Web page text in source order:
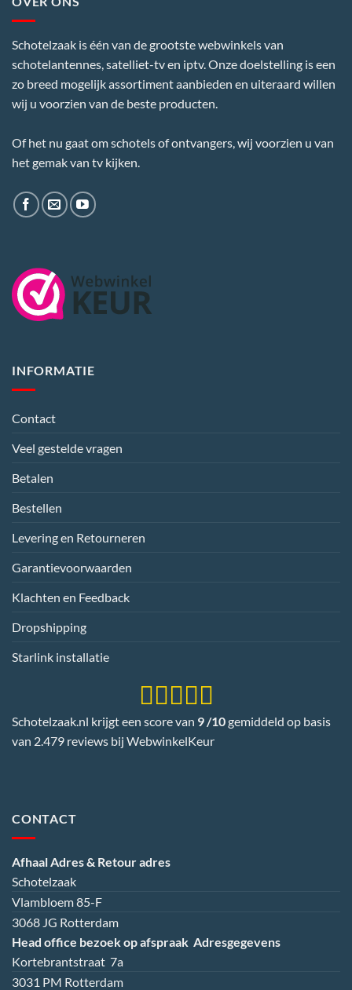
Schotelzaak is één van de grootste webwinkels van
schotelantennes, satelliet-tv en iptv. Onze doelstelling is een
zo breed mogelijk assortiment aanbieden en uiteraard willen
wij u voorzien van de beste producten.
Of het nu gaat om schotels of ontvangers, wij voorzien u van
het gemak van tv kijken.
INFORMATIE
Contact
Veel gestelde vragen
Betalen
Bestellen
Levering en Retourneren
Garantievoorwaarden
Klachten en Feedback
Dropshipping
Starlink installatie
Schotelzaak.nl krijgt een score van 9 /10gemiddeld op basis
van 2.479 reviews bij WebwinkelKeur
CONTACT
Afhaal Adres & Retour adres
Schotelzaak
Vlambloem 85-F
3068 JG Rotterdam
Head office bezoek op afspraak Adresgegevens
Kortebrantstraat 7a
3031 PM Rotterdam